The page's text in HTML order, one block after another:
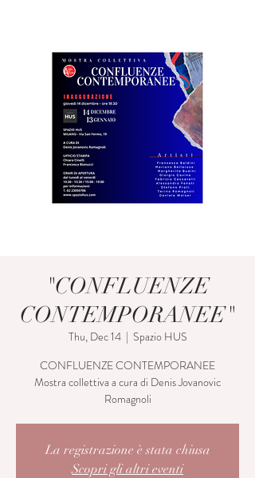
"CONFLUENZE
CONTEMPORANEE"
Thu, Dec 14
  |
Spazio HUS
CONFLUENZE CONTEMPORANEE
Mostra collettiva a cura di Denis Jovanovic
Romagnoli
La registrazione è stata chiusa
Scopri gli altri eventi